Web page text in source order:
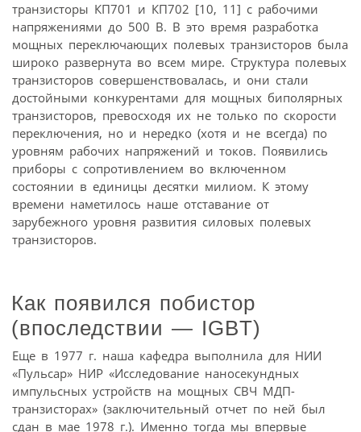
транзисторы КП701 и КП702 [10, 11] с рабочими
напряжениями до 500 В. В это время разработка
мощных переключающих полевых транзисторов была
широко развернута во всем мире. Структура полевых
транзисторов совершенствовалась, и они стали
достойными конкурентами для мощных биполярных
транзисторов, превосходя их не только по скорости
переключения, но и нередко (хотя и не всегда) по
уровням рабочих напряжений и токов. Появились
приборы с сопротивлением во включенном
состоянии в единицы десятки милиом. К этому
времени наметилось наше отставание от
зарубежного уровня развития силовых полевых
транзисторов.
Как появился побистор
(впоследствии — IGBT)
Еще в 1977 г. наша кафедра выполнила для НИИ
«Пульсар» НИР «Исследование наносекундных
импульсных устройств на мощных СВЧ МДП-
транзисторах» (заключительный отчет по ней был
сдан в мае 1978 г.). Именно тогда мы впервые